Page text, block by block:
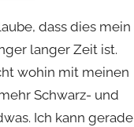
n
Y
v
o
n
dass dies mein
langer Zeit ist.
wohin mit meinen
Schwarz- und
Ich kann gerade